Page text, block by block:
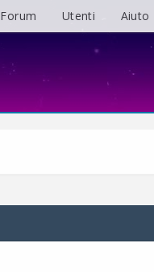
Forum Utenti Aiuto